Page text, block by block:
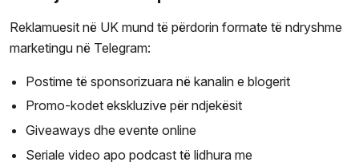
Reklamuesit në UK mund të përdorin formate të ndryshme
marketingu në Telegram:
Postime të sponsorizuara në kanalin e blogerit
Promo-kodet ekskluzive për ndjekësit
Giveaways dhe evente online
Seriale video apo podcast të lidhura me